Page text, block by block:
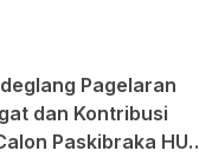
Pagelaran
dan Kontribusi
Paskibraka HUT